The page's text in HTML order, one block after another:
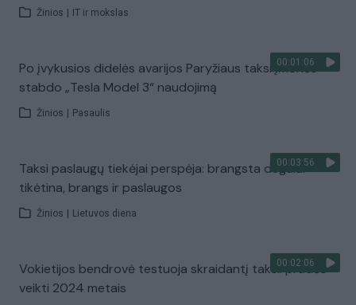
Žinios IT ir mokslas
00:01:06
Po įvykusios didelės avarijos Paryžiaus taksi įmonės
stabdo „Tesla Model 3“ naudojimą
Žinios Pasaulis
00:03:56
Taksi paslaugų tiekėjai perspėja: brangsta degalai –
tikėtina, brangs ir paslaugos
Žinios Lietuvos diena
00:02:06
Vokietijos bendrovė testuoja skraidantį taksi: pradės
veikti 2024 metais